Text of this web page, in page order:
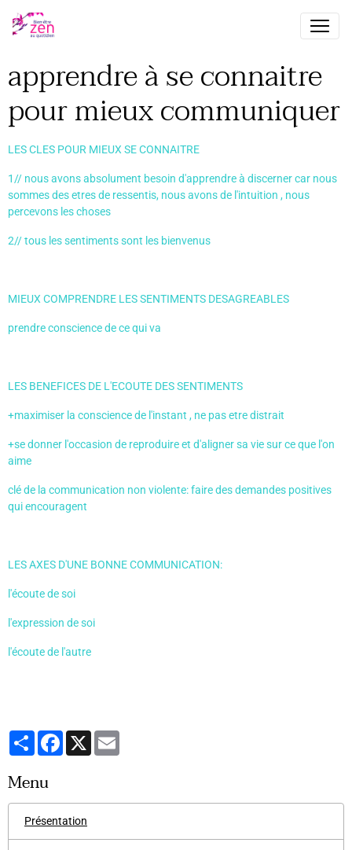
apprendre à se connaitre
pour mieux communiquer
LES CLES POUR MIEUX SE CONNAITRE
1// nous avons absolument besoin d'apprendre à discerner car nous
sommes des etres de ressentis, nous avons de l'intuition , nous
percevons les choses
2// tous les sentiments sont les bienvenus
MIEUX COMPRENDRE LES SENTIMENTS DESAGREABLES
prendre conscience de ce qui va
LES BENEFICES DE L'ECOUTE DES SENTIMENTS
+maximiser la conscience de l'instant , ne pas etre distrait
+se donner l'occasion de reproduire et d'aligner sa vie sur ce que l'on
aime
clé de la communication non violente: faire des demandes positives
qui encouragent
LES AXES D'UNE BONNE COMMUNICATION:
l'écoute de soi
l'expression de soi
l'écoute de l'autre
PartagerFacebook
X
Menu
Présentation